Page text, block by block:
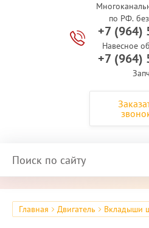
по РФ.
+7 (964)
Навесное
+7 (964)
Главная Двигатель Вкладыши